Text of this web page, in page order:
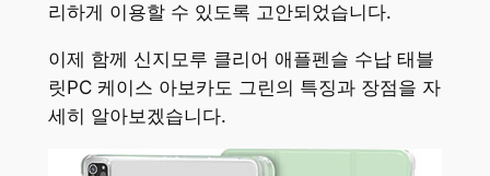
리하게 이용할 수 있도록 고안되었습니다.
이제 함께 신지모루 클리어 애플펜슬 수납 태블
릿PC 케이스 아보카도 그린의 특징과 장점을 자
세히 알아보겠습니다.